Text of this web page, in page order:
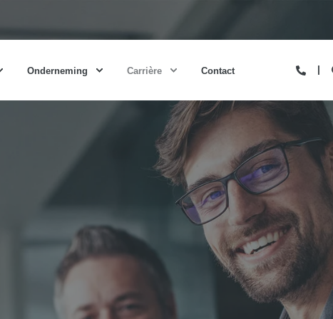
Onderneming Carrière Contact